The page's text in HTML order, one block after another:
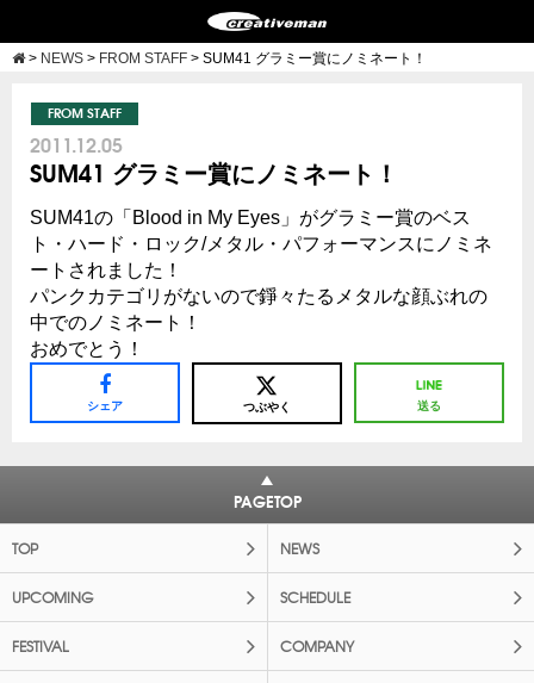
> NEWS > FROM STAFF > SUM41 グラミー賞にノミネート！
FROM STAFF
2011.12.05
SUM41 グラミー賞にノミネート！
SUM41の「Blood in My Eyes」がグラミー賞のベス
ト・ハード・ロック/メタル・パフォーマンスにノミネ
ートされました！
パンクカテゴリがないので錚々たるメタルな顔ぶれの
中でのノミネート！
おめでとう！
シェア つぶやく 送る
PAGETOP
TOP NEWS
UPCOMING SCHEDULE
FESTIVAL COMPANY